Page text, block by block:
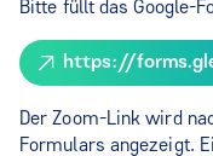
Bitte füllt das Google-
https://
Der Zoom-Link wird
Formulars angezeigt.